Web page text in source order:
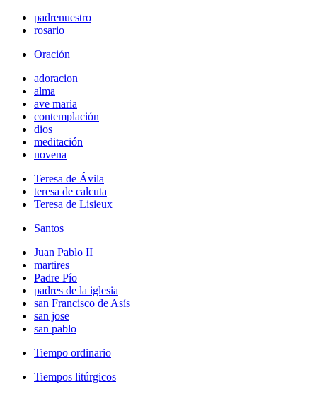
padrenuestro
rosario
Oración
adoracion
alma
ave maria
contemplación
dios
meditación
novena
Teresa de Ávila
teresa de calcuta
Teresa de Lisieux
Santos
Juan Pablo II
martires
Padre Pío
padres de la iglesia
san Francisco de Asís
san jose
san pablo
Tiempo ordinario
Tiempos litúrgicos